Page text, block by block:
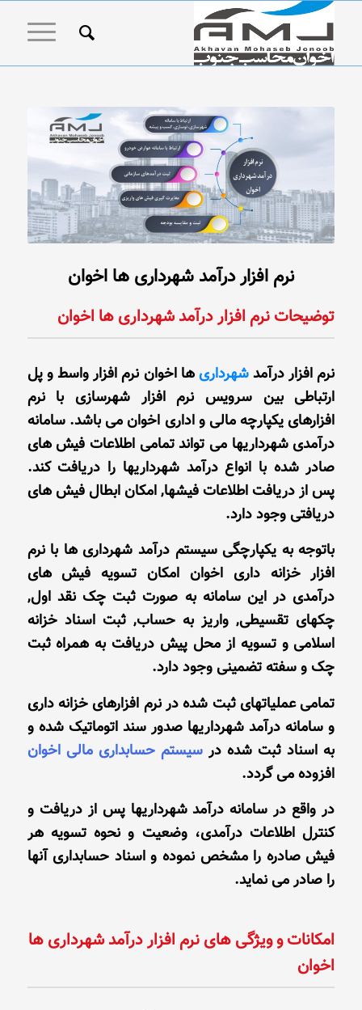
نرم افزار درآمد شهرداری ها اخوان
توضیحات نرم افزار درآمد شهرداری ها اخوان
نرم افزار درآمدشهرداری ها اخوان نرم افزار واسط و پل
ارتباطی بین سرویس نرم افزار شهرسازی با نرم
افزارهای یکپارچه مالی و اداری اخوان می باشد. سامانه
درآمدی شهرداریها می تواند تمامی اطلاعات فیش های
صادر شده با انواع درآمد شهرداریها را دریافت کند.
پس از دریافت اطلاعات فیشها, امکان ابطال فیش های
دریافتی وجود دارد.
باتوجه به یکپارچگی سیستم درآمد شهرداری ها با نرم
افزار خزانه داری اخوان امکان تسویه فیش های
درآمدی در این سامانه به صورت ثبت چک نقد اول,
چکهای تقسیطی, واریز به حساب, ثبت اسناد خزانه
اسلامی و تسویه از محل پیش دریافت به همراه ثبت
چک و سفته تضمینی وجود دارد.
تمامی عملیاتهای ثبت شده در نرم افزارهای خزانه داری
و سامانه درآمد شهرداریها صدور سند اتوماتیک شده و
به اسناد ثبت شده درسیستم حسابداری مالی اخوان
افزوده می گردد.
در واقع در سامانه درآمد شهرداریها پس از دریافت و
کنترل اطلاعات درآمدی، وضعیت و نحوه تسویه هر
فیش صادره را مشخص نموده و اسناد حسابداری آنها
را صادر می نماید.
امکانات و ویژگی های نرم افزار درآمد شهرداری ها
اخوان